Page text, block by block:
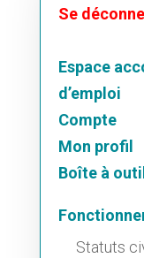
Se
Espace
d’emploi
Compte
Mon profil
Boîte à
Statuts